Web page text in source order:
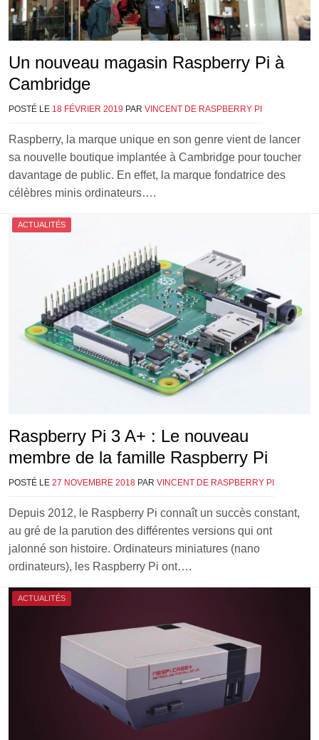
Un nouveau magasin Raspberry Pi à
Cambridge
POSTÉ LE 18 FÉVRIER 2019 PAR VINCENT DE RASPBERRY PI
Raspberry, la marque unique en son genre vient de lancer
sa nouvelle boutique implantée à Cambridge pour toucher
davantage de public. En effet, la marque fondatrice des
célèbres minis ordinateurs….
ACTUALITÉS
Raspberry Pi 3 A+ : Le nouveau
membre de la famille Raspberry Pi
POSTÉ LE 27 NOVEMBRE 2018 PAR VINCENT DE RASPBERRY PI
Depuis 2012, le Raspberry Pi connaît un succès constant,
au gré de la parution des différentes versions qui ont
jalonné son histoire. Ordinateurs miniatures (nano
ordinateurs), les Raspberry Pi ont….
ACTUALITÉS